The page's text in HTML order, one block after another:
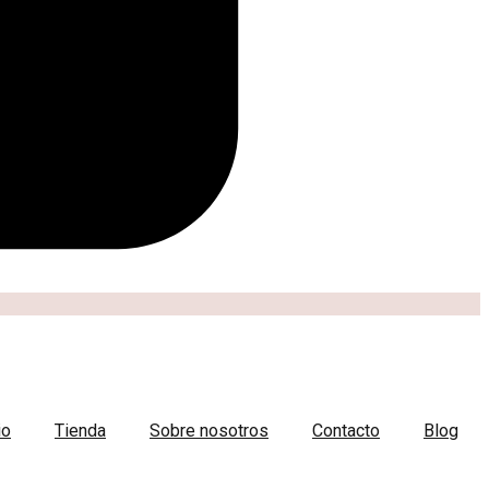
Tienda Sobre nosotros Contacto Blog